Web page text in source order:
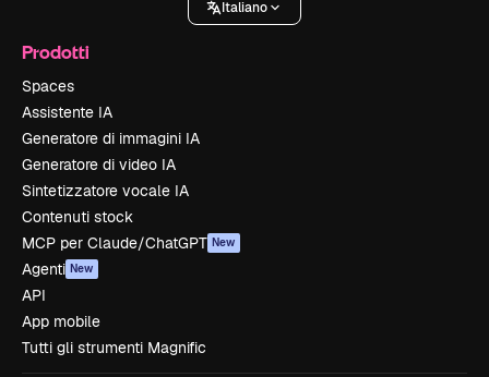
Italiano
Prodotti
Spaces
Assistente IA
Generatore di immagini IA
Generatore di video IA
Sintetizzatore vocale IA
Contenuti stock
MCP per Claude/ChatGPT New
Agenti New
API
App mobile
Tutti gli strumenti Magnific